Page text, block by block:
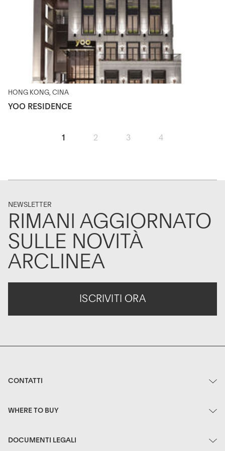
HONG KONG, CINA
YOO RESIDENCE
1 2 3 4
NEWSLETTER
RIMANI AGGIORNATO
SULLE NOVITÀ
ARCLINEA
ISCRIVITI ORA
CONTATTI
WHERE TO BUY
DOCUMENTI LEGALI